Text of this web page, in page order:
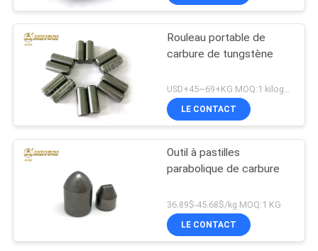
Rouleau portable de
carbure de tungstène
USD+45~69+KG MOQ:1 kilogramme
LE CONTACT
Outil à pastilles
parabolique de carbure
36.89$-45.68$/kg MOQ:1 KG
LE CONTACT